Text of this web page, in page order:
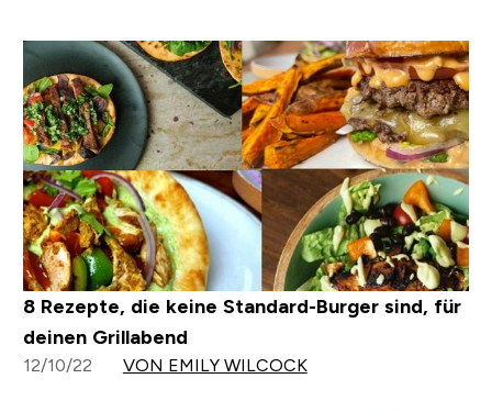
8 Rezepte, die keine Standard-Burger sind, für
deinen Grillabend
12/10/22 VON EMILY WILCOCK